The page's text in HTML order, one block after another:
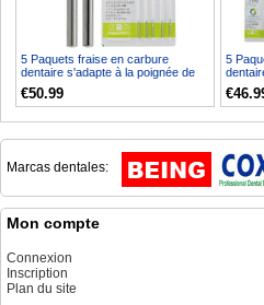
5 Paquets fraise en carbure
dentaire s'adapte à la poignée de
friction de pièce ...
€50.99
5
basse
Marcas dentales:
Mon compte
Connexion
Inscription
Plan du site